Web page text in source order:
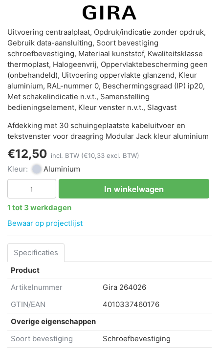
Uitvoering centraalplaat, Opdruk/indicatie zonder opdruk,
Gebruik data-aansluiting, Soort bevestiging
schroefbevestiging, Materiaal kunststof, Kwaliteitsklasse
thermoplast, Halogeenvrij, Oppervlaktebescherming geen
(onbehandeld), Uitvoering oppervlakte glanzend, Kleur
aluminium, RAL-nummer 0, Beschermingsgraad (IP) ip20,
Met schakelindicatie n.v.t., Samenstelling
bedieningselement, Kleur venster n.v.t., Slagvast
Afdekking met 30 schuingeplaatste kabeluitvoer en
tekstvenster voor draagring Modular Jack kleur aluminium
€12,50 incl. BTW (€10,33 excl. BTW)
Kleur: Aluminium
In winkelwagen
1 tot 3 werkdagen
Bewaar op projectlijst
Specificaties
Product
Artikelnummer
Gira 264026
GTIN/EAN
4010337460176
Overige eigenschappen
Soort bevestiging
Schroefbevestiging